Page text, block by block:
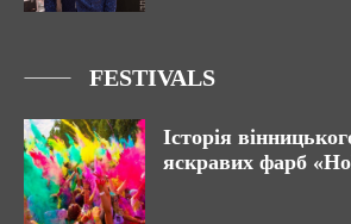
FESTIVALS
Історія
яскравих фарб